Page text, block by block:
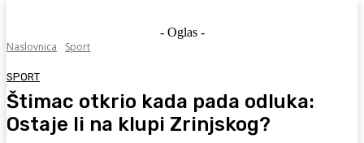
- Oglas -
Naslovnica
Sport
SPORT
Štimac otkrio kada pada odluka:
Ostaje li na klupi Zrinjskog?